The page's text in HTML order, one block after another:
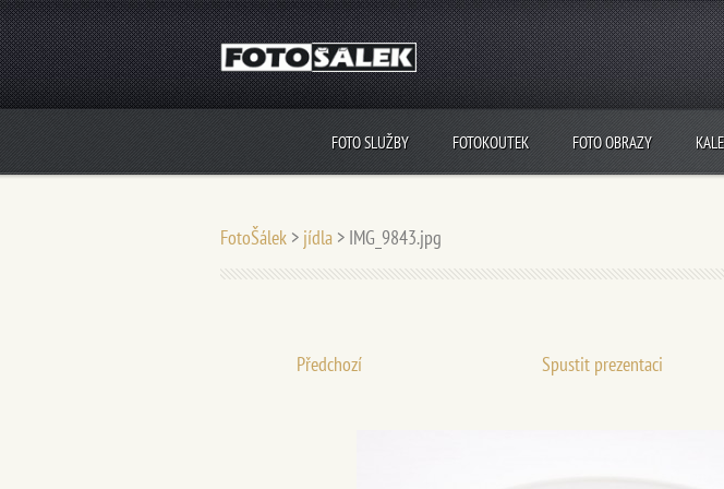
FOTO SLUŽBY FOTOKOUTEK FOTO OBRAZY
FotoŠálek > jídla > IMG_9843.jpg
Předchozí Spustit prezentaci